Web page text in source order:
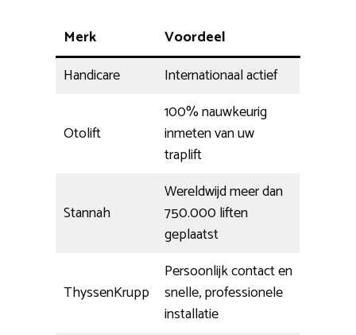
Merk
Voordeel
Handicare
Internationaal actief
Otolift
100% nauwkeurig
inmeten van uw
traplift
Stannah
Wereldwijd meer dan
750.000 liften
geplaatst
ThyssenKrupp
Persoonlijk contact en
snelle, professionele
installatie